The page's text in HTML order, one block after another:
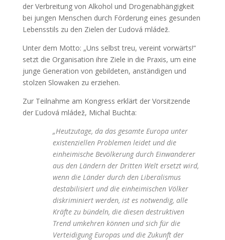
der Verbreitung von Alkohol und Drogenabhängigkeit
bei jungen Menschen durch Förderung eines gesunden
Lebensstils zu den Zielen der Ľudová mládež.
Unter dem Motto: „Uns selbst treu, vereint vorwärts!“
setzt die Organisation ihre Ziele in die Praxis, um eine
junge Generation von gebildeten, anständigen und
stolzen Slowaken zu erziehen.
Zur Teilnahme am Kongress erklärt der Vorsitzende
der Ľudová mládež, Michal Buchta:
„Heutzutage, da das gesamte Europa unter
existenziellen Problemen leidet und die
einheimische Bevölkerung durch Einwanderer
aus den Ländern der Dritten Welt ersetzt wird,
wenn die Länder durch den Liberalismus
destabilisiert und die einheimischen Völker
diskriminiert werden, ist es notwendig, alle
Kräfte zu bündeln, die diesen destruktiven
Trend umkehren können und sich für die
Verteidigung Europas und die Zukunft der